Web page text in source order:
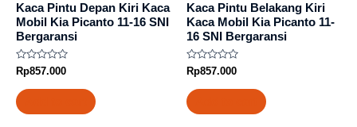
Kaca Pintu Depan Kiri Kaca
Mobil Kia Picanto 11-16 SNI
Bergaransi
Rated
0
out
of
5
Rp857.000
Kaca Pintu Belakang Kiri
Kaca Mobil Kia Picanto 11-
16 SNI Bergaransi
Rated
0
out
of
5
Rp857.000